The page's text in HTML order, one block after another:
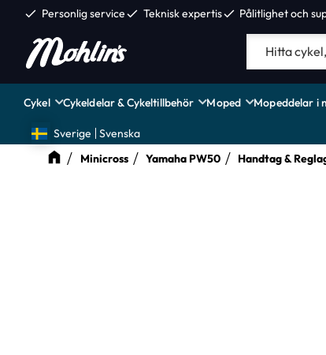
check Personlig servicecheck Teknisk expertischeck Pålitlighet och
Cykel Cykeldelar & Cykeltillbehör Moped Mopeddelar i
Sverige
Svenska
Minicross
Yamaha PW50 Handtag &